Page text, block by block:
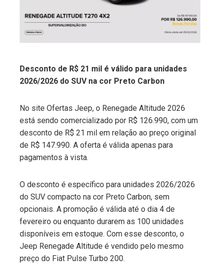
Desconto de R$ 21 mil é válido para unidades
2026/2026 do SUV na cor Preto Carbon
No site Ofertas Jeep, o Renegade Altitude 2026
está sendo comercializado por R$ 126.990, com um
desconto de R$ 21 mil em relação ao preço original
de R$ 147.990. A oferta é válida apenas para
pagamentos à vista.
O desconto é específico para unidades 2026/2026
do SUV compacto na cor Preto Carbon, sem
opcionais. A promoção é válida até o dia 4 de
fevereiro ou enquanto durarem as 100 unidades
disponíveis em estoque. Com esse desconto, o
Jeep Renegade Altitude é vendido pelo mesmo
preço do Fiat Pulse Turbo 200.